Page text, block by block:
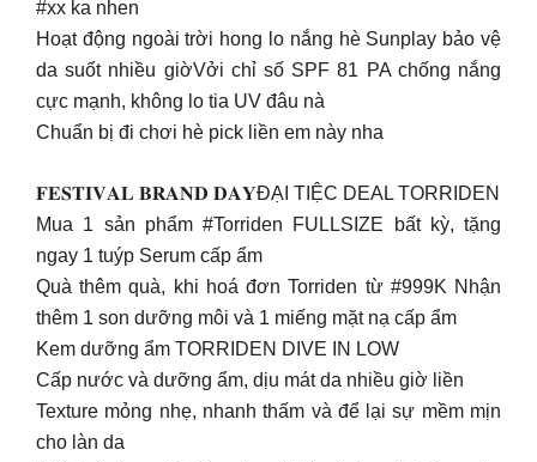
#xx ka nhen
Hoạt động ngoài trời hong lo nắng hè Sunplay bảo vệ
da suốt nhiều giờVởi chỉ số SPF 81 PA chống nắng
cực mạnh, không lo tia UV đâu nà
Chuẩn bị đi chơi hè pick liền em này nha
𝐅𝐄𝐒𝐓𝐈𝐕𝐀𝐋 𝐁𝐑𝐀𝐍𝐃 𝐃𝐀𝐘ĐẠI TIỆC DEAL TORRIDEN
Mua 1 sản phẩm #Torriden FULLSIZE bất kỳ, tặng
ngay 1 tuýp Serum cấp ẩm
Quà thêm quà, khi hoá đơn Torriden từ #999K Nhận
thêm 1 son dưỡng môi và 1 miếng mặt nạ cấp ẩm
Kem dưỡng ẩm TORRIDEN DIVE IN LOW
Cấp nước và dưỡng ẩm, dịu mát da nhiều giờ liền
Texture mỏng nhẹ, nhanh thấm và để lại sự mềm mịn
cho làn da